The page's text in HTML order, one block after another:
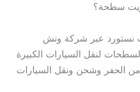
سطحة؟
نستورد عبر شركة ونش
لنقل السيارات الكبيرة
الحفر وشحن ونقل السيارات